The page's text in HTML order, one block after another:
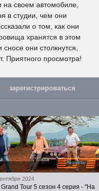
на своем автомобиле,
в студии, чем они
о том, как они
хранятся в этом
они столкнутся,
Приятного просмотра!
зарегистрироваться
2024
Tour 5 сезон 4 серия - "На